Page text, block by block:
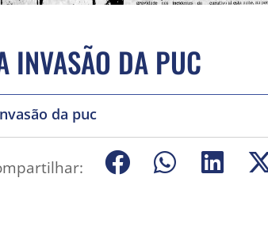
INVASÃO DA PUC
da puc